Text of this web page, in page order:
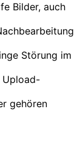
Bilder, auch
Störung im
Upload-
gehören